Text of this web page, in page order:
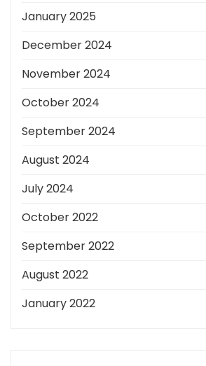
January 2025
December 2024
November 2024
October 2024
September 2024
August 2024
July 2024
October 2022
September 2022
August 2022
January 2022